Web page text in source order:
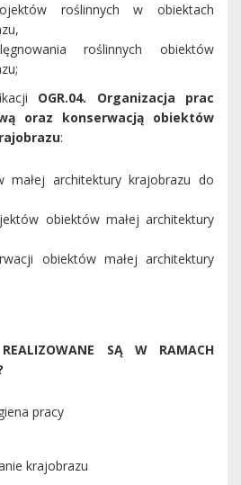
roślinnych w obiektach
roślinnych obiektów
OGR.04. Organizacja prac
oraz konserwacją obiektów
:
małej architektury krajobrazu do
obiektów małej architektury
obiektów małej architektury
REALIZOWANE SĄ W RAMACH
pracy
krajobrazu